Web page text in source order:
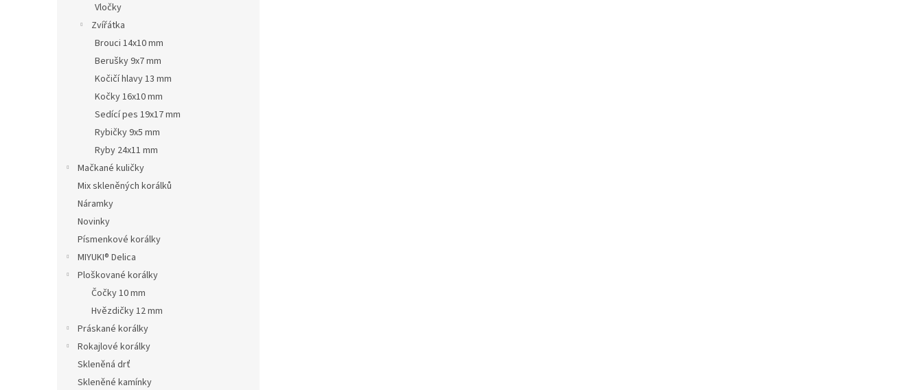
Vločky
Zvířátka
Brouci 14x10 mm
Berušky 9x7 mm
Kočičí hlavy 13 mm
Kočky 16x10 mm
Sedící pes 19x17 mm
Rybičky 9x5 mm
Ryby 24x11 mm
Mačkané kuličky
Mix skleněných korálků
Náramky
Novinky
Písmenkové korálky
MIYUKI® Delica
Ploškované korálky
Čočky 10 mm
Hvězdičky 12 mm
Práskané korálky
Rokajlové korálky
Skleněná drť
Skleněné kamínky